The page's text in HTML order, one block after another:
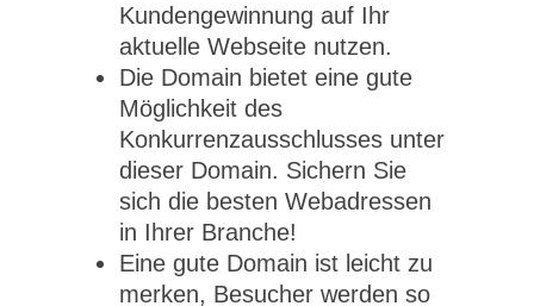
Kundengewinnung auf Ihr
aktuelle Webseite nutzen.
Die Domain bietet eine gute
Möglichkeit des
Konkurrenzausschlusses unter
dieser Domain. Sichern Sie
sich die besten Webadressen
in Ihrer Branche!
Eine gute Domain ist leicht zu
merken, Besucher werden so